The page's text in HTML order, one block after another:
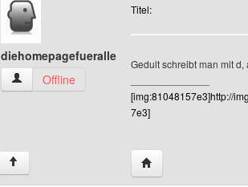
diehomepagefueralle
diehomepagefueralle Benutzer-Profile
Offline
Titel:
Gedult schreibt man mit d,
[img:81048157e3]http://
7e3]
↑ Website dieses